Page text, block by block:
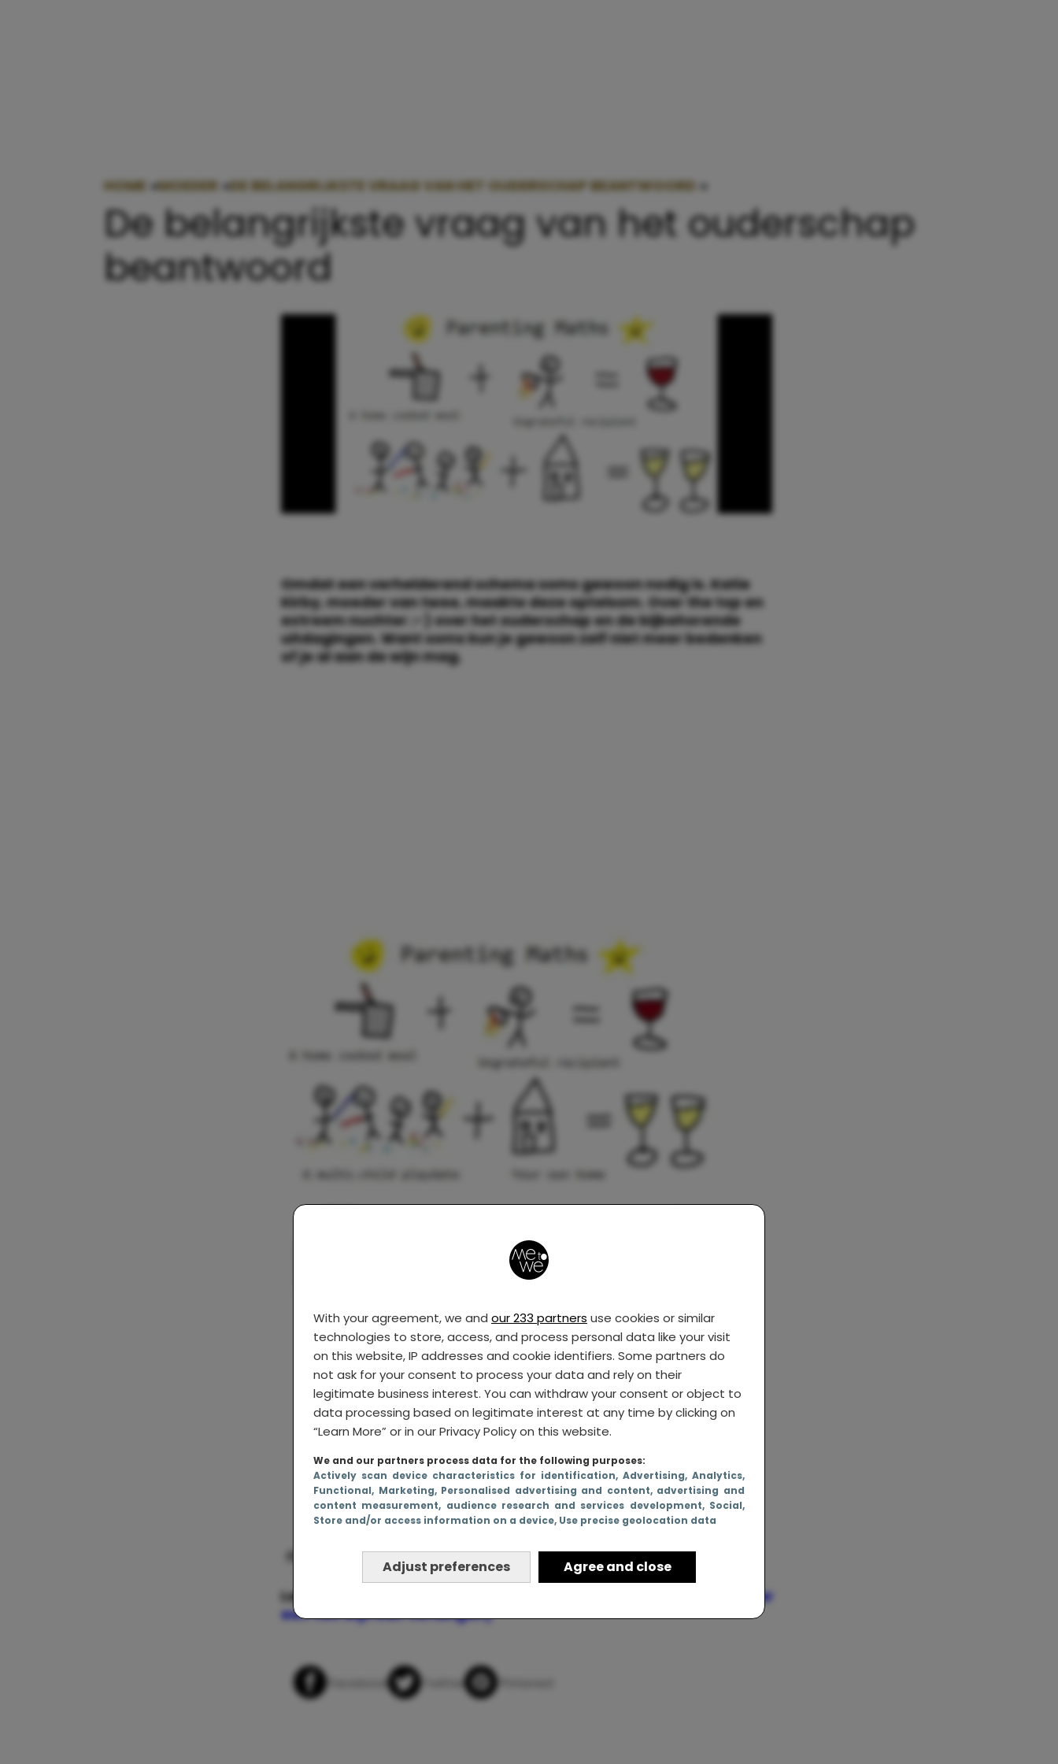
With your agreement, we and our 233 partners use cookies or similar
technologies to store, access, and process personal data like your visit
on this website, IP addresses and cookie identifiers. Some partners do
not ask for your consent to process your data and rely on their
legitimate business interest. You can withdraw your consent or object to
data processing based on legitimate interest at any time by clicking on
“Learn More” or in our Privacy Policy on this website.
We and our partners process data for the following purposes:
Actively scan device characteristics for identification, Advertising, Analytics,
Functional, Marketing, Personalised advertising and content, advertising and
content measurement, audience research and services development, Social,
Store and/or access information on a device, Use precise geolocation data
Adjust preferences Agree and close
HOME »MOEDER »DE BELANGRIJKSTE VRAAG VAN HET OUDERSCHAP BEANTWOORD »
De belangrijkste vraag van het ouderschap
beantwoord
Omdat een verhelderend schema soms gewoon nodig is. Katie
Kirby, moeder van twee, maakte deze optelsom. Over the top en
extreem nuchter ;-) over het ouderschap en de bijbehorende
uitdagingen. Want soms kun je gewoon zelf niet meer bedenken
of je al aan de wijn mag.
Lees ook:
Femke’s vrije dag (of hoe je om 9 uur ’s ochtends al naar
een fles wijn kan verlangen)
Whatsapp